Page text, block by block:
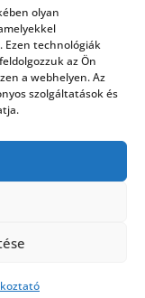
olyan
technológiák
az Ön
a webhelyen. Az
szolgáltatások és